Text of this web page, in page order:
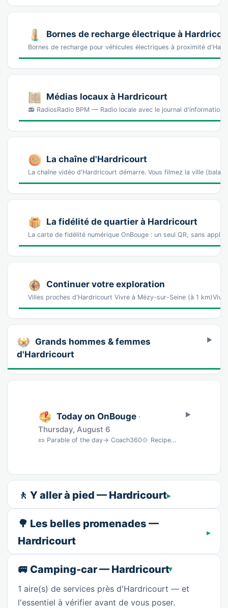
Bornes de recharge électrique à
Bornes de recharge pour véhicules électriques à proximité
Médias locaux à Hardricourt
📻 RadiosRadio BPM — Radio locale avec le journal d'information
La chaîne d'Hardricourt
La chaîne vidéo d'Hardricourt démarre. Vous filmez la ville
La fidélité de quartier à Hardricourt
La carte de fidélité numérique OnBouge : un seul QR, sans appli
Continuer votre exploration
Villes proches d'Hardricourt Vivre à Mézy-sur-Seine (à 1
Grands hommes & femmes
d'Hardricourt
Today on OnBouge ·
Thursday, August 6
📜 Parable of the day→ Coach360🍲 Recipe of the dayMojito sans alcool · 5 min→ BNC🎵 Song …
🚶 Y aller à pied — Hardricourt
🌳 Les belles promenades —
Hardricourt
🚐 Camping-car — Hardricourt
1 aire(s) de services près d'Hardricourt — et
l'essentiel à vérifier avant de vous poser.